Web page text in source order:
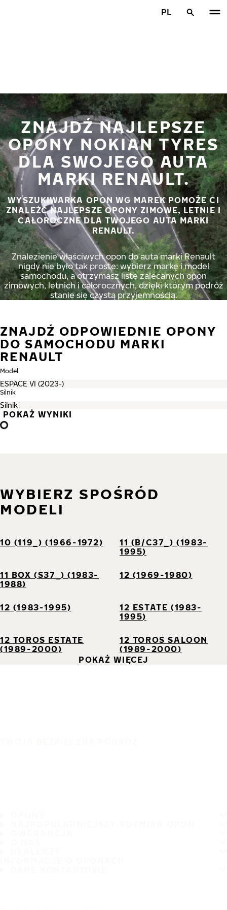
PL
ZNAJDŹ NAJLEPSZE
OPONY NOKIAN TYRES
DLA SWOJEGO AUTA
MARKI RENAULT.
WYSZUKIWARKA OPON WG MAREK POMOŻE CI
ZNALEŹĆ NAJLEPSZE OPONY ZIMOWE, LETNIE I
CAŁOROCZNE DLA TWOJEGO AUTA MARKI
RENAULT.
Znalezienie właściwych opon do auta marki Renault
nigdy nie było tak proste: wybierz markę i model
samochodu, a otrzymasz listę zalecanych opon
zimowych, letnich i całorocznych, dzięki którym podróż
stanie się czystą przyjemnością.
ZNAJDŹ ODPOWIEDNIE OPONY
DO SAMOCHODU MARKI
RENAULT
Model
Silnik
POKAŻ WYNIKI
WYBIERZ SPOŚRÓD
MODELI
10 (119_) (1966-1972)
11 (B/C37_) (1983-
1995)
11 BOX (S37_) (1983-
1988)
12 (1969-1980)
12 (1983-1995)
12 ESTATE (1983-
1995)
12 TOROS ESTATE
(1989-2000)
12 TOROS SALOON
(1989-2000)
POKAŻ WIĘCEJ